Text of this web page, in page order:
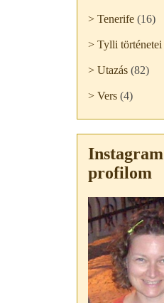
> Tenerife (16)
> Tylli történetei
> Utazás (82)
> Vers (4)
Instagram
profilom